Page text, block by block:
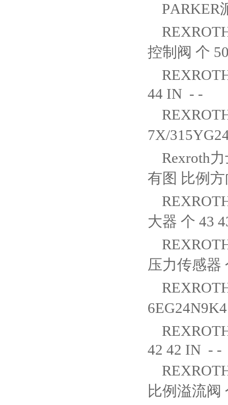
PARKER
控制阀 个
44 IN - -
7X/
Rexroth
有图 比例
大器 个 43
压力传感器
42 42 IN - -
比例溢流阀